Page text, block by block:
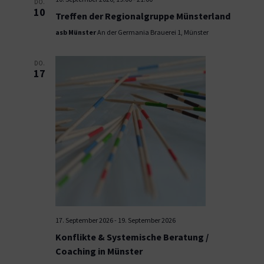
DO.
10 Treffen der Regionalgruppe Münsterland
asb MünsterAn der Germania Brauerei 1, Münster
DO.
17
17. September 2026- 19. September 2026
Konflikte & Systemische Beratung /
Coaching in Münster